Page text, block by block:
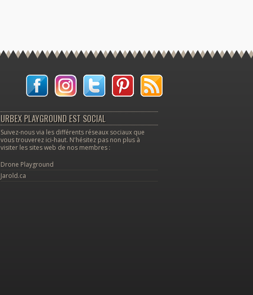
URBEX PLAYGROUND EST SOCIAL
Suivez-nous via les différents réseaux sociaux que
vous trouverez ici-haut. N'hésitez pas non plus à
visiter les sites web de nos membres :
Drone Playground
Jarold.ca